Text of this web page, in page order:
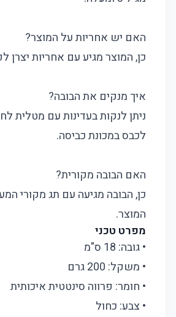
האם יש אחריות על המוצר?
כן, המוצר מגיע עם אחריות יצרן
איך מנקים את הבובה?
ניתן לנקות בעדינות עם מטלית
לכבס במכונת כביסה.
האם הבובה מקורית?
כן, הבובה מגיעה עם תג מקורי
המוצר.
מפרט טכני
• גובה: 18 ס"מ
• משקל: 200 גרם
• חומר: פרווה סינטטית איכותית
• צבע: כחול